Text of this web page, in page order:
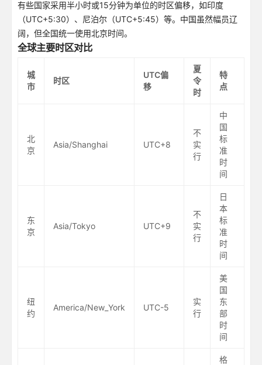
有些国家采用半小时或15分钟为单位的时区偏移，如印度
（UTC+5:30）、尼泊尔（UTC+5:45）等。中国虽然幅员辽
阔，但全国统一使用北京时间。
全球主要时区对比
城
市
时区
UTC偏
移
夏
令
时
特
点
北
京
Asia/Shanghai UTC+8
不
实
行
中
国
标
准
时
间
东
京
Asia/Tokyo UTC+9
不
实
行
日
本
标
准
时
间
纽
约
America/New_York UTC-5
实
行
美
国
东
部
时
间
格